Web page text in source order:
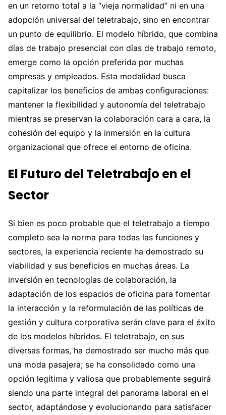
en un retorno total a la “vieja normalidad” ni en una
adopción universal del teletrabajo, sino en encontrar
un punto de equilibrio. El modelo híbrido, que combina
días de trabajo presencial con días de trabajo remoto,
emerge como la opción preferida por muchas
empresas y empleados. Esta modalidad busca
capitalizar los beneficios de ambas configuraciones:
mantener la flexibilidad y autonomía del teletrabajo
mientras se preservan la colaboración cara a cara, la
cohesión del equipo y la inmersión en la cultura
organizacional que ofrece el entorno de oficina.
El Futuro del Teletrabajo en el
Sector
Si bien es poco probable que el teletrabajo a tiempo
completo sea la norma para todas las funciones y
sectores, la experiencia reciente ha demostrado su
viabilidad y sus beneficios en muchas áreas. La
inversión en tecnologías de colaboración, la
adaptación de los espacios de oficina para fomentar
la interacción y la reformulación de las políticas de
gestión y cultura corporativa serán clave para el éxito
de los modelos híbridos. El teletrabajo, en sus
diversas formas, ha demostrado ser mucho más que
una moda pasajera; se ha consolidado como una
opción legítima y valiosa que probablemente seguirá
siendo una parte integral del panorama laboral en el
sector, adaptándose y evolucionando para satisfacer